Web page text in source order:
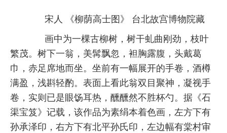
宋人 《柳荫高士图》 台北故宫博物院藏
画中为一棵古柳树，树干虬曲刚劲，枝叶
繁茂。树下一翁，美髯飘忽，袒胸露腹，头戴葛
巾，赤足席地而坐。坐前有一幅展开的手卷，酒樽
满盈，浅斟轻酌。表面上看此翁双目聚神，凝视手
卷，实则已是眼饧耳热，醺醺然不胜杯勺。据《石
渠宝笈》记载，该作品为素绢本着色画，左方下有
孙承泽印，右方下有北平孙氏印，左边幅有棠村审